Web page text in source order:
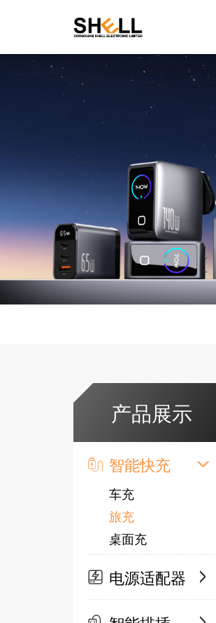
产品展示
智能快充
车充
旅充
桌面充
电源适配器